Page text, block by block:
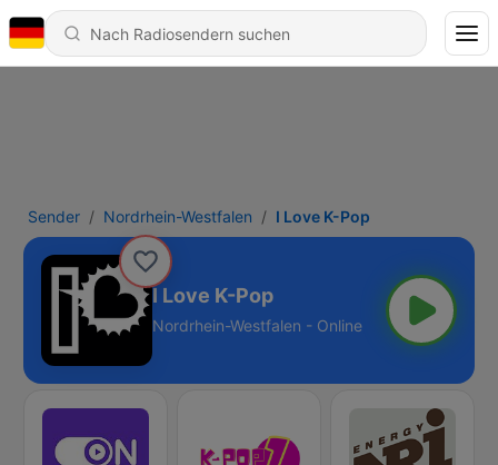
Sender Nordrhein-Westfalen I Love K-Pop
I Love K-Pop
Nordrhein-Westfalen - Online